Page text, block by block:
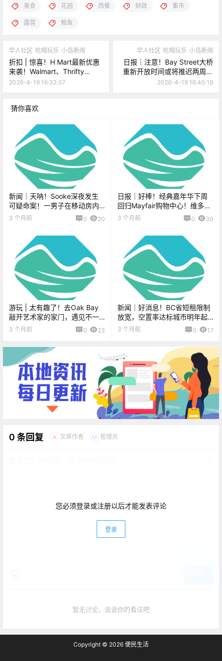
美食 花园 西餐 财政 集市
露营 鲸鱼
华人社区 吃喝玩乐 小岛新闻
折扣 | 惊喜！H Mart最新优惠
来袭！Walmart、Thrifty
Foods、Fairway折扣不断！
2026-4-19 16:32:37
华人社区 吃喝玩乐 小岛新闻
日报｜注意！Bay Street大桥
重新开放时间或将推迟两周！
维多利亚市地税调整，商业与
2026-4-19 16:40:19
猜你喜欢
新闻｜天呐！Sooke深夜发生
可疑命案！一男子在移动房内
身亡！维多利亚超大规模“淘书
3 个月前 0 20
日报｜好棒！经典嘉年华下周
回归Mayfair购物中心！维多利
亚首届VIVAS Art Crawl周末举
办，开放百余间艺术工作室！
3 个月前 0 30
游玩 | 太有趣了！去Oak Bay
敲开艺术家的家门，遇见不一
样的艺术生活！
3 个月前 0 23
新闻｜好消息！BC省短租限制
放宽，空置率达标城市明年起
有望重获自由！维多利亚春季
3 个月前 0 17
0 条回复 A 文章作者 M 管理员
您必须登录或注册以后才能发表评论
登录
暂无讨论，说说你的看法吧
Copyright © 2026 便民生活